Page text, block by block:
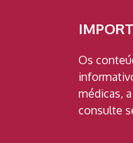
Os
médicas,
consulte